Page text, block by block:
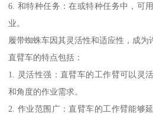
6. 和特种任务：在或特种任务中，可
业。
履带蜘蛛车因其灵活性和适应性，成为
直臂车的特点包括：
1. 灵活性强：直臂车的工作臂可以灵
和角度的作业需求。
2. 作业范围广：直臂车的工作臂能够